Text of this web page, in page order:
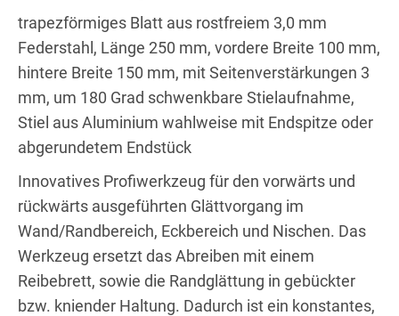
trapezförmiges Blatt aus rostfreiem 3,0 mm
Federstahl, Länge 250 mm, vordere Breite 100 mm,
hintere Breite 150 mm, mit Seitenverstärkungen 3
mm, um 180 Grad schwenkbare Stielaufnahme,
Stiel aus Aluminium wahlweise mit Endspitze oder
abgerundetem Endstück
Innovatives Profiwerkzeug für den vorwärts und
rückwärts ausgeführten Glättvorgang im
Wand/Randbereich, Eckbereich und Nischen. Das
Werkzeug ersetzt das Abreiben mit einem
Reibebrett, sowie die Randglättung in gebückter
bzw. kniender Haltung. Dadurch ist ein konstantes,